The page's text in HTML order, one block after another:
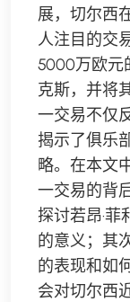
展，切尔西
人注目的交
5000万欧元
克斯，并将
一交易不仅
揭示了俱乐
略。在本文
一交易的背
探讨若昂·
的意义；其
的表现和如
会对切尔西